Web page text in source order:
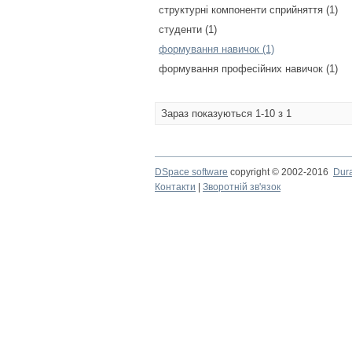
структурні компоненти сприйняття (1)
студенти (1)
формування навичок (1)
формування професійних навичок (1)
Зараз показуються 1-10 з 1
DSpace software copyright © 2002-2016
Контакти
Зворотній зв'язок